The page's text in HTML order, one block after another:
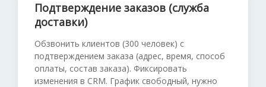
Подтверждение заказов (служба
доставки)
Обзвонить клиентов (300 человек) с
подтверждением заказа (адрес, время, способ
оплаты, состав заказа). Фиксировать
изменения в CRM. График свободный, нужно